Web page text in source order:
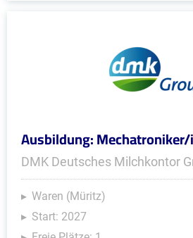
Ausbildung:
DMK Deutsches Milchkontor
Waren (Müritz)
Start: 2027